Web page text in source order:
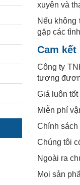
xuyên và
Nếu
gặp các
Cam kết
Công ty
tương
Giá luôn
Miễn phí
Chính sách
Chúng tôi
Ngoài ra
Mọi sản